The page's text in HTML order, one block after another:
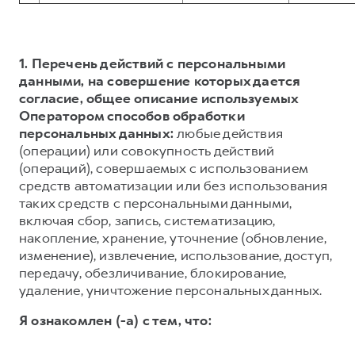
1. Перечень действий с персональными
данными, на совершение которых дается
согласие, общее описание используемых
Оператором способов обработки
персональных данных:любые действия
(операции) или совокупность действий
(операций), совершаемых с использованием
средств автоматизации или без использования
таких средств с персональными данными,
включая сбор, запись, систематизацию,
накопление, хранение, уточнение (обновление,
изменение), извлечение, использование, доступ,
передачу, обезличивание, блокирование,
удаление, уничтожение персональных данных.
Я ознакомлен (-а) с тем, что: